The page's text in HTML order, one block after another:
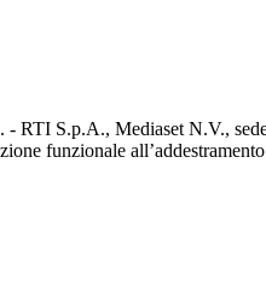
S.p.A., Mediaset N.V.,
funzionale